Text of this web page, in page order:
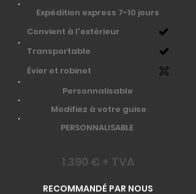
Expédition express 7-10 jours
Convient à l'extérieur
Transportable
Évier et robinet
Modifiez à votre guise
Personnalisable
PERSONNALISABLE
1.390 € + TVA
RECOMMANDÉ PAR NOUS